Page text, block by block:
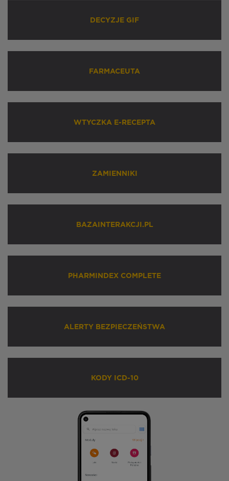
DECYZJE GIF
FARMACEUTA
WTYCZKA E-RECEPTA
ZAMIENNIKI
BAZAINTERAKCJI.PL
PHARMINDEX COMPLETE
ALERTY BEZPIECZEŃSTWA
KODY ICD-10